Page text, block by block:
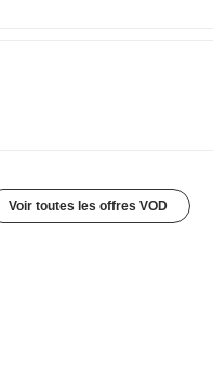
Voir toutes les offres VOD